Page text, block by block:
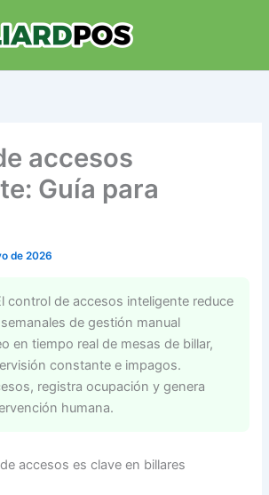
accesos
Guía para
de 2026
control de accesos inteligente reduce
de gestión manual
en tiempo real de mesas de billar,
constante e impagos.
registra ocupación y genera
humana.
accesos es clave en billares